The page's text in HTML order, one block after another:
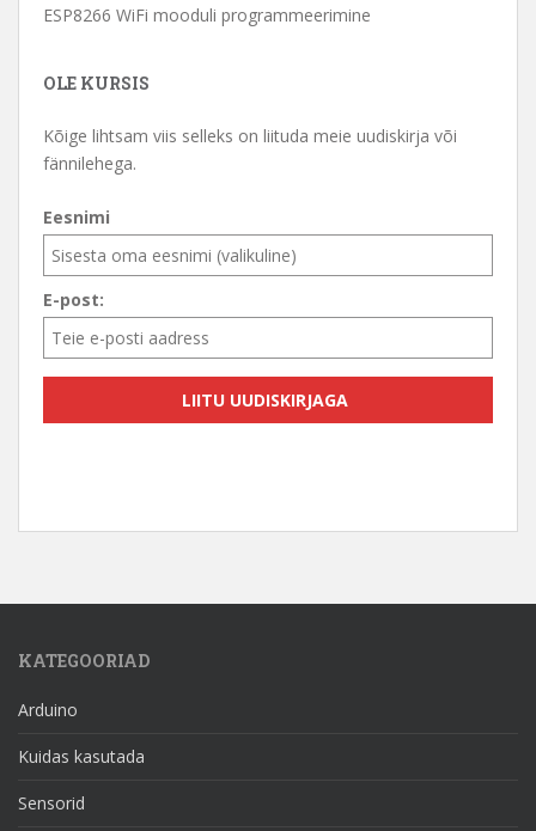
ESP8266 WiFi mooduli programmeerimine
OLE KURSIS
Kõige lihtsam viis selleks on liituda meie uudiskirja või
fännilehega.
Eesnimi
E-post:
KATEGOORIAD
Arduino
Kuidas kasutada
Sensorid